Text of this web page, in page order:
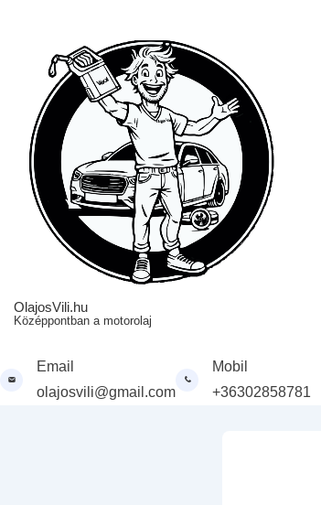
OlajosVili.hu
Középpontban a motorolaj
Email
olajosvili@gmail.com
Mobil
+36302858781